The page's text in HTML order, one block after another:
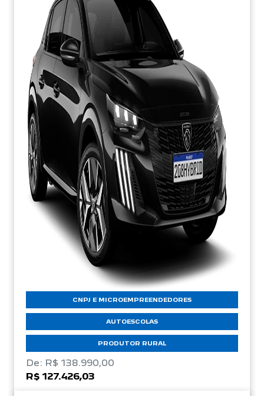
CNPJ E MICROEMPREENDEDORES
AUTOESCOLAS
PRODUTOR RURAL
De: R$ 138.990,00
R$ 127.426,03